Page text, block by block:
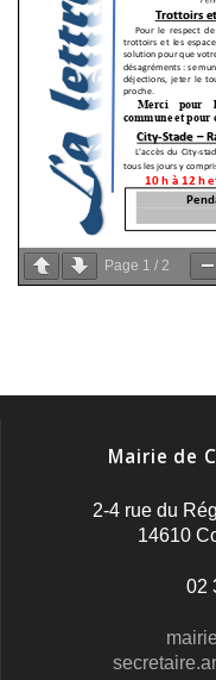
Page 1 / 2
Mairie de
2-4 rue du
14610
02